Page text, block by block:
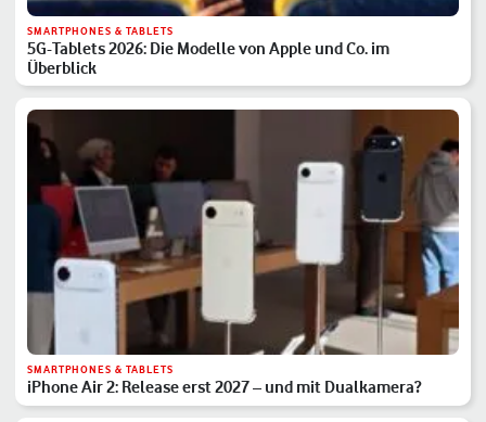
SMARTPHONES & TABLETS
5G-Tablets 2026: Die Modelle von Apple und Co. im
Überblick
SMARTPHONES & TABLETS
iPhone Air 2: Release erst 2027 – und mit Dualkamera?